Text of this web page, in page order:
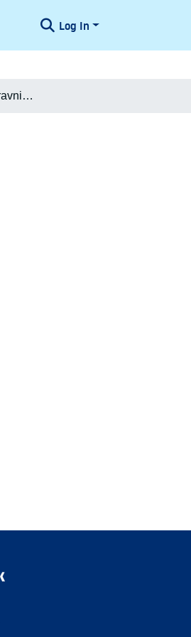
Log In
VSM 09261. Prøvegravningsrapport